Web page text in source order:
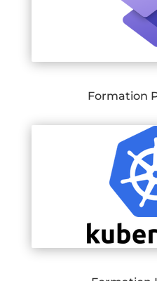
Formation